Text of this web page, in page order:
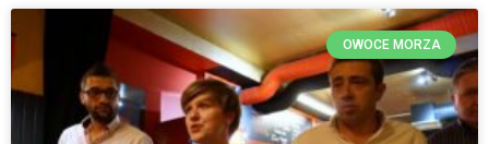
OWOCE MORZA